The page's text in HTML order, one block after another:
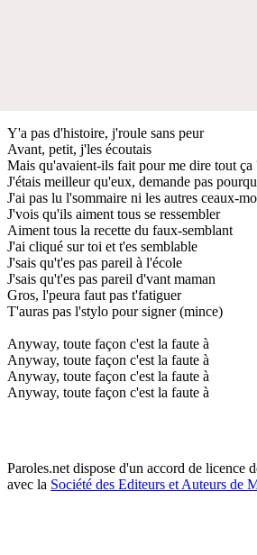
Y'a pas d'histoire, j'roule sans peur
Avant, petit, j'les écoutais
Mais qu'avaient-ils fait pour me dire tout ça
J'étais meilleur qu'eux, demande pas
J'ai pas lu l'sommaire ni les autres ceaux-
J'vois qu'ils aiment tous se ressembler
Aiment tous la recette du faux-semblant
J'ai cliqué sur toi et t'es semblable
J'sais qu't'es pas pareil à l'école
J'sais qu't'es pas pareil d'vant maman
Gros, l'peura faut pas t'fatiguer
T'auras pas l'stylo pour signer (mince)
Anyway, toute façon c'est la faute à
Anyway, toute façon c'est la faute à
Anyway, toute façon c'est la faute à
Anyway, toute façon c'est la faute à
Paroles.net dispose d'un accord de licence
avec la Société des Editeurs et Auteurs de